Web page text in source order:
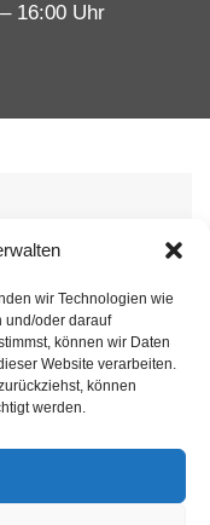
wir Technologien wie
und/oder darauf
können wir Daten
Website verarbeiten.
können
werden.
16:00 Uhr
externe
stimmen Sie
zu.